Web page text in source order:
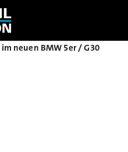
neuen BMW 5er / G30